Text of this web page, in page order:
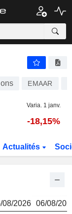
AED
EMAAR
Varia. 1 janv.
-18,15%
Actualités
08/2026 06/08/